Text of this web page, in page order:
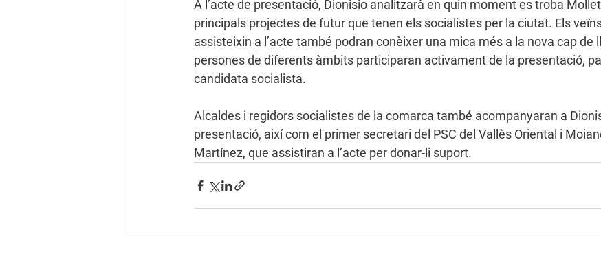
A l’acte de presentació, Dionisio analitzarà en quin moment es troba
principals projectes de futur que tenen els socialistes per la ciutat. Els
assisteixin a l’acte també podran conèixer una mica més a la nova cap de
persones de diferents àmbits participaran activament de la presentació,
candidata socialista.
Alcaldes i regidors socialistes de la comarca també acompanyaran a
presentació, així com el primer secretari del PSC del Vallès Oriental i
Martínez, que assistiran a l’acte per donar-li suport.